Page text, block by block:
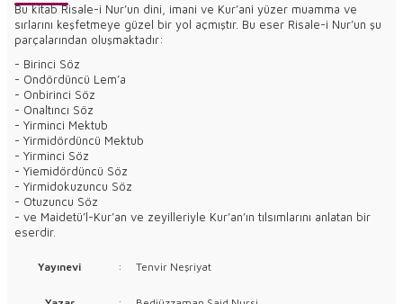
Bu kitab Risale-i Nur’un dini, imani ve Kur’anî yüzer muamma ve
sırlarını keşfetmeye güzel bir yol açmıştır. Bu eser Risale-i Nur’un şu
parçalarından oluşmaktadır:
- Birinci Söz
- Ondördüncü Lem’a
- Onbirinci Söz
- Onaltıncı Söz
- Yirminci Mektub
- Yirmidördüncü Mektub
- Yirminci Söz
- Yiemidördüncü Söz
- Yirmidokuzuncu Söz
- Otuzuncu Söz
- ve Maidetü’l-Kur’an ve zeyilleriyle Kur’an’ın tılsımlarını anlatan bir
eserdir.
Yayınevi : Tenvir Neşriyat